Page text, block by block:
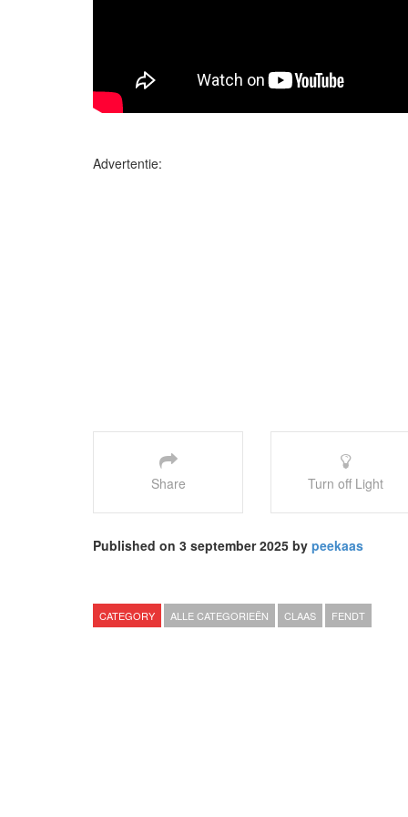
Advertentie:
Share Turn off Light
Published on 3 september 2025 by peekaas
CATEGORY ALLE CATEGORIEËN CLAAS FENDT